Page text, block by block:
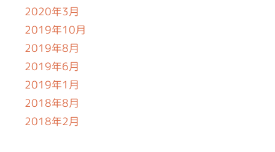
2020年3月
2019年10月
2019年8月
2019年6月
2019年1月
2018年8月
2018年2月